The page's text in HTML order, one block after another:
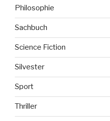
Philosophie
Sachbuch
Science Fiction
Silvester
Sport
Thriller